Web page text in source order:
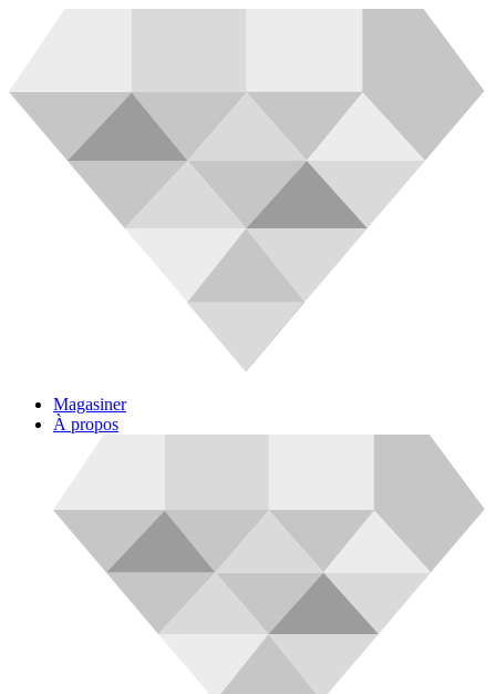
Magasiner
À propos